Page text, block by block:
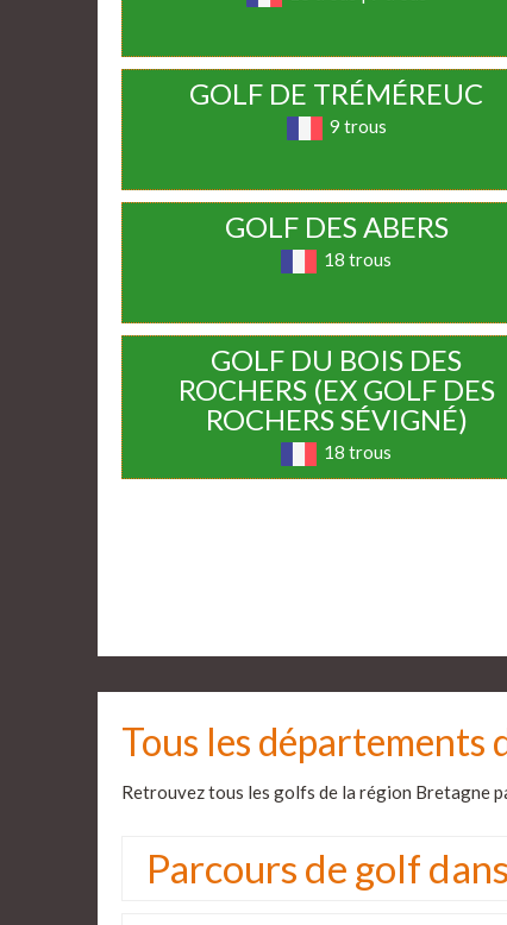
GOLF DE TRÉMÉREUC
9 trous
GOLF DES ABERS
18 trous
GOLF DU BOIS DES
ROCHERS (EX GOLF DES
ROCHERS SÉVIGNÉ)
18 trous
Tous les départements
Retrouvez tous les golfs de la région Bretagne
Parcours de golf